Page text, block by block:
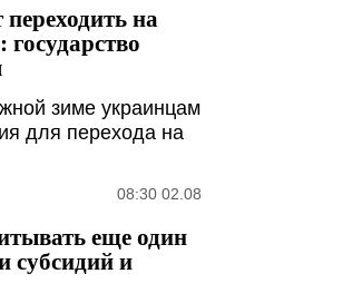
на
зиме украинцам
для перехода на
08:30 02.08
еще один
субсидий и